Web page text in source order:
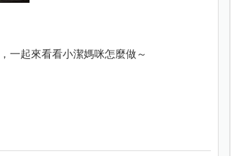
一起來看看小潔媽咪怎麼做～